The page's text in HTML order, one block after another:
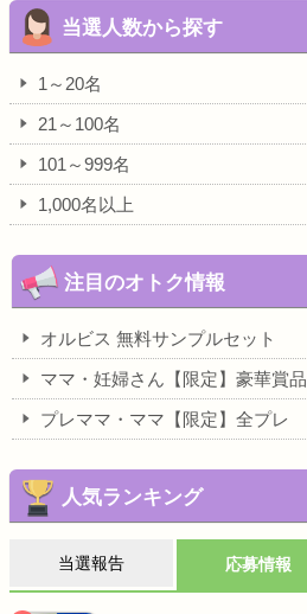
当選人数から探す
1～20名
21～100名
101～999名
1,000名以上
注目のオトク情報
オルビス 無料サンプルセット
ママ・妊婦さん【限定】豪華賞品
プレママ・ママ【限定】全プレ
人気ランキング
当選報告 応募情報